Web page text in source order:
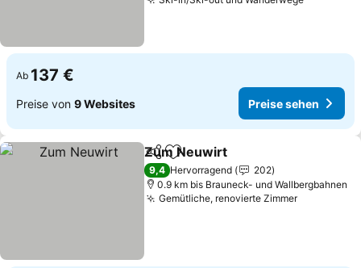
Ab 137 €
Preise von 9 Websites Preise sehen
TeilenZu Favoriten hinzufügen
Zum Neuwirt
9,4 Hervorragend
202
0.9 km bis Brauneck- und Wallbergbahnen
Gemütliche, renovierte ZimmerPreise